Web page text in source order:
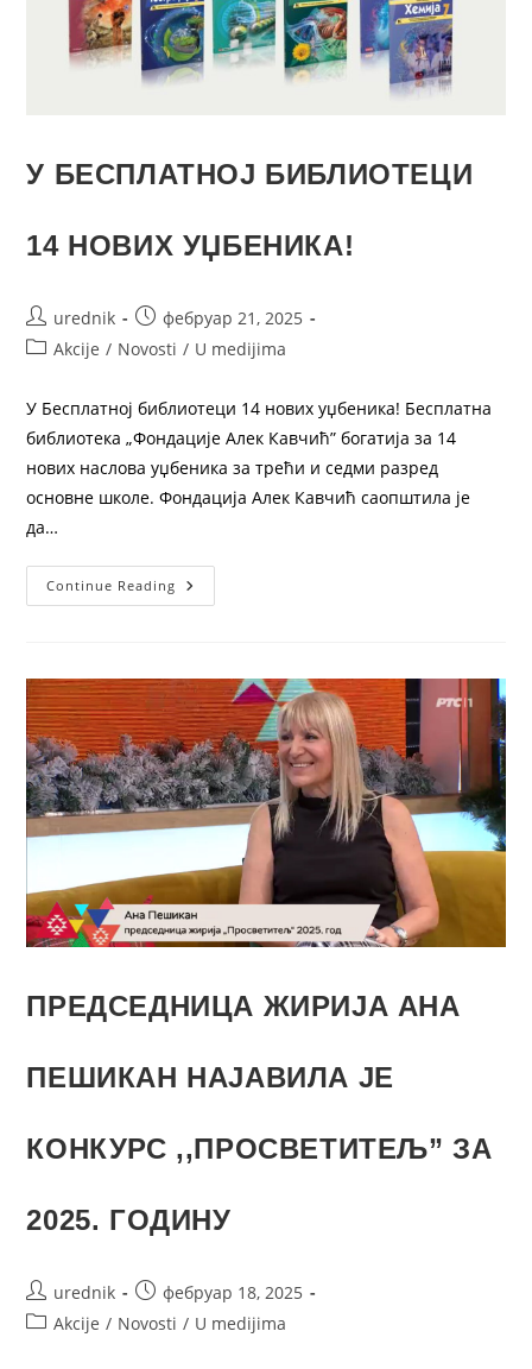
У БЕСПЛАТНОЈ БИБЛИОТЕЦИ
14 НОВИХ УЏБЕНИКА!
urednik
фебруар 21, 2025
Akcije / Novosti / U medijima
У Бесплатној библиотеци 14 нових уџбеника! Бесплатна
библиотека „Фондације Алек Кавчић” богатија за 14
нових наслова уџбеника за трећи и седми разред
основне школе. Фондација Алек Кавчић саопштила је
да…
Continue Reading
ПРЕДСЕДНИЦА ЖИРИЈА АНА
ПЕШИКАН НАЈАВИЛА ЈЕ
КОНКУРС ,,ПРОСВЕТИТЕЉ” ЗА
2025. ГОДИНУ
urednik
фебруар 18, 2025
Akcije / Novosti / U medijima